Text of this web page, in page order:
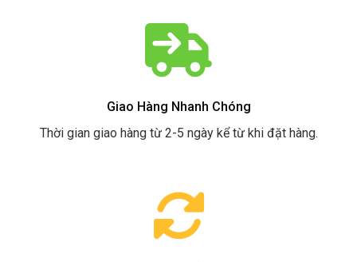
Giao Hàng Nhanh Chóng
Thời gian giao hàng từ 2-5 ngày kể từ khi đặt hàng.